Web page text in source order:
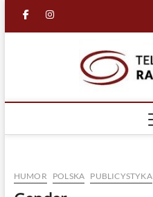
facebook
in
HUMOR POLSKA PUBLICYSTYKA